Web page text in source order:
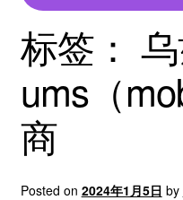
标签：
ums（
商
Posted on 2024年1月5日 by